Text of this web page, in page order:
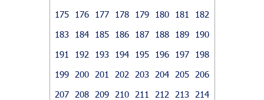
175
176 177 178 179 180 181
182
183
184 185 186 187 188 189
190
191
192 193 194 195 196 197
198
199
200 201 202 203 204 205
206
207
208 209 210 211 212 213
214